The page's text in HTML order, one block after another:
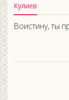
Кулиев
Воистину, ты